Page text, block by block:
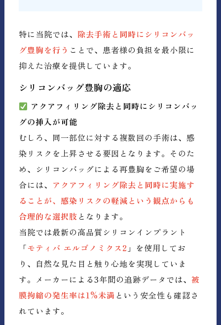
特に当院では、 除去手術と同時にシリコンバッ
グ豊胸を行う ことで、患者様の負担を最小限に
抑えた治療を提供しています。
シリコンバッグ豊胸の適応
アクアフィリング除去と同時にシリコンバッ
グの挿入が可能
むしろ、同一部位に対する複数回の手術は、感
染リスクを上昇させる要因となります。そのた
め、シリコンバッグによる再豊胸をご希望の場
合には、 アクアフィリング除去と同時に実施す
ることが、感染リスクの軽減という観点からも
合理的な選択肢 となります。
当院では最新の高品質シリコンインプラント
「モティバ エルゴノミクス2 」を使用してお
り、自然な見た目と触り心地を実現していま
す。メーカーによる3年間の追跡データでは、被
膜拘縮の発生率は1%未満 という安全性も確認さ
れています。